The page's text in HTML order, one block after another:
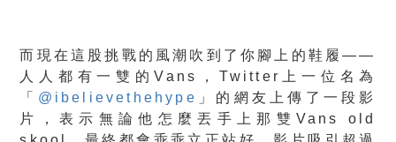
而現在這股挑戰的風潮吹到了你腳上的鞋履——
人人都有一雙的Vans，Twitter上一位名為
「 @ibelievethehype 」的網友上傳了一段影
片，表示無論他怎麼丟手上那雙Vans old